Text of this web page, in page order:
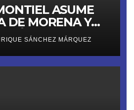
ASUME
DE MORENA Y
RUMBO
SÁNCHEZ MÁRQUEZ